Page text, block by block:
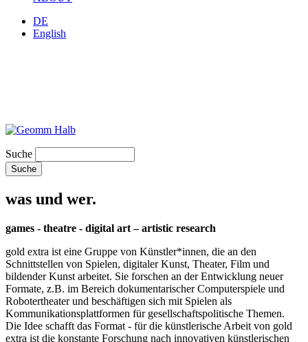
DE
English
Suche
was und wer.
games - theatre - digital art – artistic research
gold extra ist eine Gruppe von Künstler*innen, die an den
Schnittstellen von Spielen, digitaler Kunst, Theater, Film und
bildender Kunst arbeitet. Sie forschen an der Entwicklung neuer
Formate, z.B. im Bereich dokumentarischer Computerspiele und
Robotertheater und beschäftigen sich mit Spielen als
Kommunikationsplattformen für gesellschaftspolitische Themen.
Die Idee schafft das Format - für die künstlerische Arbeit von gold
extra ist die konstante Forschung nach innovativen künstlerischen